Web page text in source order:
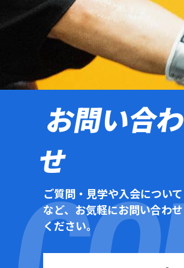
お問い合わ
せ
ご質問・見学や入会について
など、お気軽にお問い合わせ
ください。